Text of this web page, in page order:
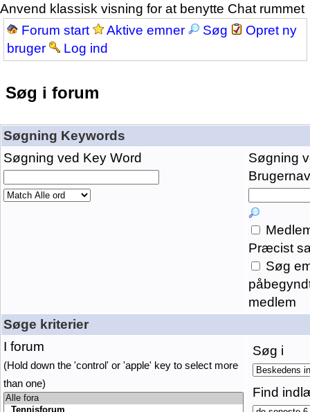
Anvend klassisk visning for at benytte Chat rummet
Forum start
Aktive emner Søg
Opret ny
bruger
Log ind
Søg i forum
Søgning Keywords
Søgning ved Key Word
Søgning
Præcist
Søg
medlem
Søge kriterier
I forum
(Hold down the 'control' or 'apple' key to select more
than one)
Søg i
Find